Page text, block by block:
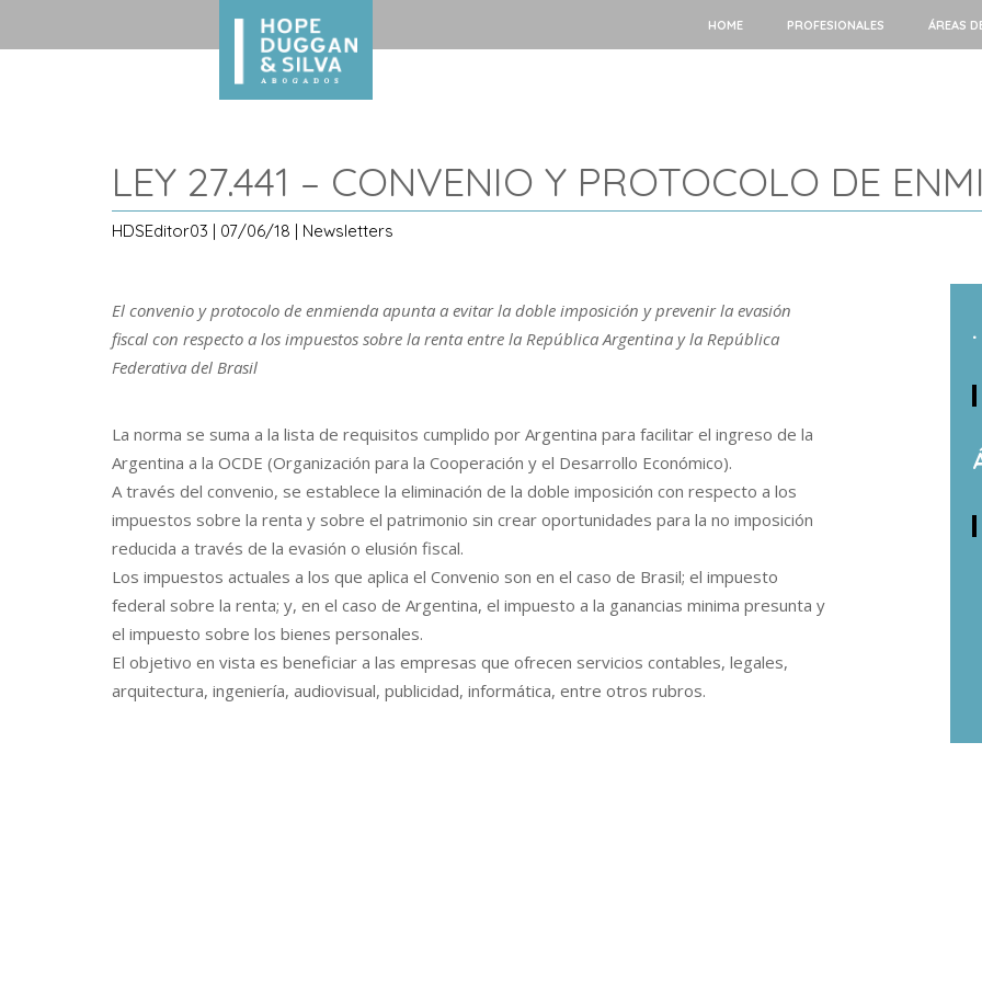
HOME PROFESIONALES ÁREAS
LEY 27.441 – CONVENIO Y PROTOCOLO DE
HDSEditor03 | 07/06/18 | Newsletters
El convenio y protocolo de enmienda apunta a evitar la doble imposición y prevenir la evasión
fiscal con respecto a los impuestos sobre la renta entre la República Argentina y la República
Federativa del Brasil
La norma se suma a la lista de requisitos cumplido por Argentina para facilitar el ingreso de la
Argentina a la OCDE (Organización para la Cooperación y el Desarrollo Económico).
A través del convenio, se establece la eliminación de la doble imposición con respecto a los
impuestos sobre la renta y sobre el patrimonio sin crear oportunidades para la no imposición
reducida a través de la evasión o elusión fiscal.
Los impuestos actuales a los que aplica el Convenio son en el caso de Brasil; el impuesto
federal sobre la renta; y, en el caso de Argentina, el impuesto a la ganancias minima presunta y
el impuesto sobre los bienes personales.
El objetivo en vista es beneficiar a las empresas que ofrecen servicios contables, legales,
arquitectura, ingeniería, audiovisual, publicidad, informática, entre otros rubros.
.